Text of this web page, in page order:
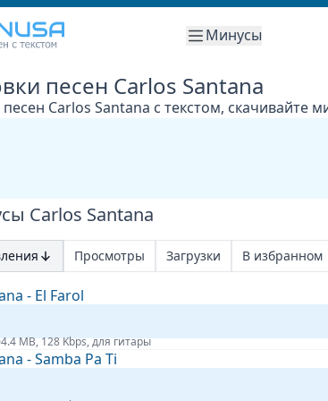
Минусы
песен Carlos Santana
Carlos Santana с текстом, скачивайте
Carlos Santana
Просмотры Загрузки В избранном
- El Farol
4.4 MB, 128 Kbps, для гитары
- Samba Pa Ti